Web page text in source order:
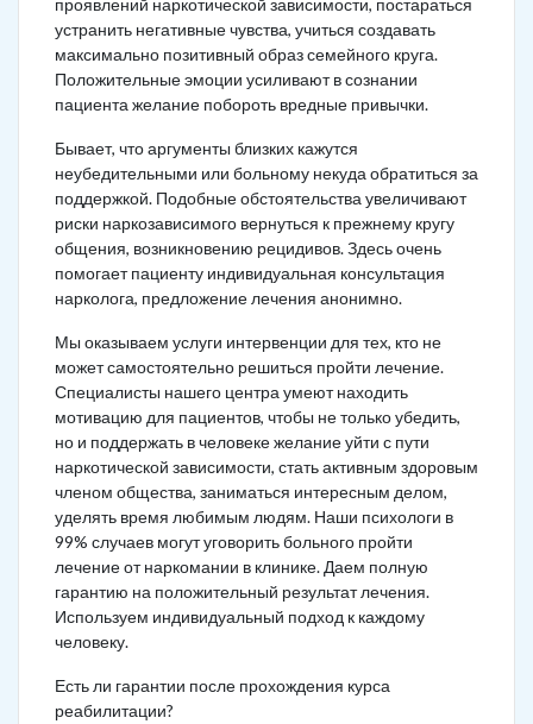
проявлений наркотической зависимости, постараться
устранить негативные чувства, учиться создавать
максимально позитивный образ семейного круга.
Положительные эмоции усиливают в сознании
пациента желание побороть вредные привычки.
Бывает, что аргументы близких кажутся
неубедительными или больному некуда обратиться за
поддержкой. Подобные обстоятельства увеличивают
риски наркозависимого вернуться к прежнему кругу
общения, возникновению рецидивов. Здесь очень
помогает пациенту индивидуальная консультация
нарколога, предложение лечения анонимно.
Мы оказываем услуги интервенции для тех, кто не
может самостоятельно решиться пройти лечение.
Специалисты нашего центра умеют находить
мотивацию для пациентов, чтобы не только убедить,
но и поддержать в человеке желание уйти с пути
наркотической зависимости, стать активным здоровым
членом общества, заниматься интересным делом,
уделять время любимым людям. Наши психологи в
99% случаев могут уговорить больного пройти
лечение от наркомании в клинике. Даем полную
гарантию на положительный результат лечения.
Используем индивидуальный подход к каждому
человеку.
Есть ли гарантии после прохождения курса
реабилитации?